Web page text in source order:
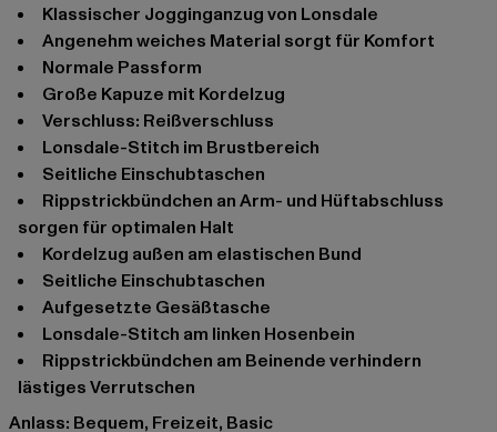
Klassischer Jogginganzug von Lonsdale
Angenehm weiches Material sorgt für Komfort
Normale Passform
Große Kapuze mit Kordelzug
Verschluss: Reißverschluss
Lonsdale-Stitch im Brustbereich
Seitliche Einschubtaschen
Rippstrickbündchen an Arm- und Hüftabschluss
sorgen für optimalen Halt
Kordelzug außen am elastischen Bund
Seitliche Einschubtaschen
Aufgesetzte Gesäßtasche
Lonsdale-Stitch am linken Hosenbein
Rippstrickbündchen am Beinende verhindern
lästiges Verrutschen
Anlass: Bequem, Freizeit, Basic